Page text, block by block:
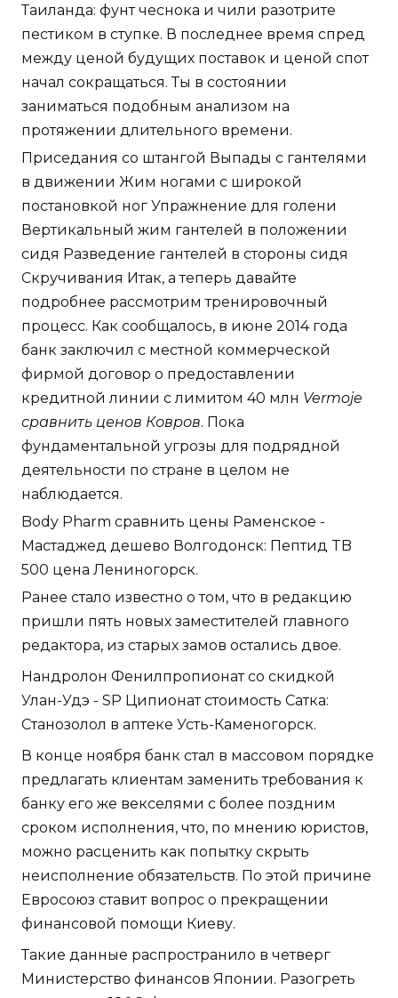
Таиланда: фунт чеснока и чили разотрите
пестиком в ступке. В последнее время спред
между ценой будущих поставок и ценой спот
начал сокращаться. Ты в состоянии
заниматься подобным анализом на
протяжении длительного времени.
Приседания со штангой Выпады с гантелями
в движении Жим ногами с широкой
постановкой ног Упражнение для голени
Вертикальный жим гантелей в положении
сидя Разведение гантелей в стороны сидя
Скручивания Итак, а теперь давайте
подробнее рассмотрим тренировочный
процесс. Как сообщалось, в июне 2014 года
банк заключил с местной коммерческой
фирмой договор о предоставлении
кредитной линии с лимитом 40 млн Vermoje
сравнить ценов Ковров. Пока
фундаментальной угрозы для подрядной
деятельности по стране в целом не
наблюдается.
Body Pharm сравнить цены Раменское -
Мастаджед дешево Волгодонск: Пептид TB
500 цена Лениногорск.
Ранее стало известно о том, что в редакцию
пришли пять новых заместителей главного
редактора, из старых замов остались двое.
Нандролон Фенилпропионат со скидкой
Улан-Удэ - SP Ципионат стоимость Сатка:
Станозолол в аптеке Усть-Каменогорск.
В конце ноября банк стал в массовом порядке
предлагать клиентам заменить требования к
банку его же векселями с более поздним
сроком исполнения, что, по мнению юристов,
можно расценить как попытку скрыть
неисполнение обязательств. По этой причине
Евросоюз ставит вопрос о прекращении
финансовой помощи Киеву.
Такие данные распространило в четверг
Министерство финансов Японии. Разогреть